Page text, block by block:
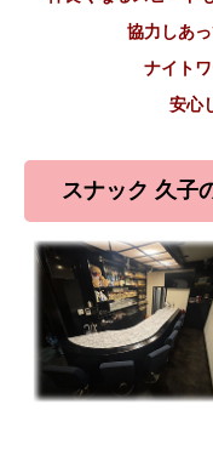
協力しあ
ナイト
安心
スナック 久子